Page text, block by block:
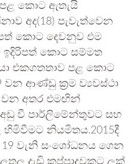
කොට ඇතැයි
අද(18) පැවැත්වෙන
කොට දෙවනුව එම
ඉදිරිපත් කොට සම්මත
එකගතතාව පළ ‌කොට
වන ආණ්ඩු ක්‍රම ව්‍යවස්ථා
අතර එමඟින්
වී පාර්ලිමේන්තුවට සහ
හිමිවීමට නියමිතය.2015දී
වැනි සංශෝධනය ගෙන
දැඩි කප්පාදුවකට ලක්